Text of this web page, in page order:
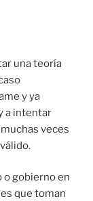
una teoría
y ya
a intentar
veces
o gobierno en
que toman